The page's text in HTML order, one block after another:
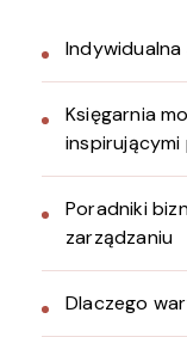
Księgarnia
inspirującymi
Poradniki
zarządzaniu
Dlaczego